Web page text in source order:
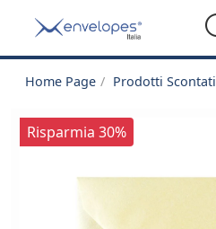
Home Page Prodotti Scontati
Risparmia 30%